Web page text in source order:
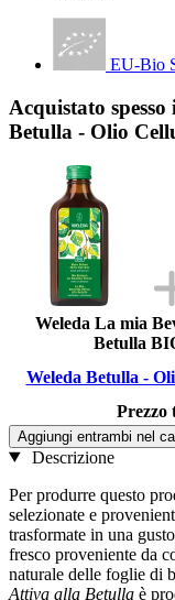
EU-Bio
Acquistato
Betulla - Olio
Weleda La mia
Betulla
Weleda Betulla -
Prezzo
Aggiungi entrambi nel
Descrizione
Per produrre questo
selezionate e
trasformate in una
fresco proveniente da
naturale delle foglie di
Attiva alla Betulla è